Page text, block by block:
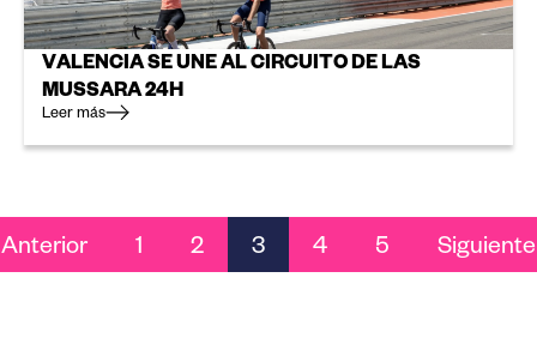
VALENCIA SE UNE AL CIRCUITO DE LAS
MUSSARA 24H
Leer más
PAGINACIÓN
Anterior 1 2 3 4 5 Siguiente